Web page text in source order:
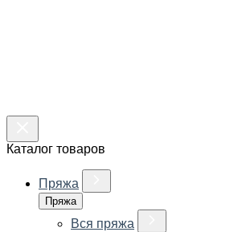
Каталог товаров
Пряжа
Пряжа
Вся пряжа